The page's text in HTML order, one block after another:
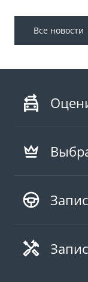
Все новости